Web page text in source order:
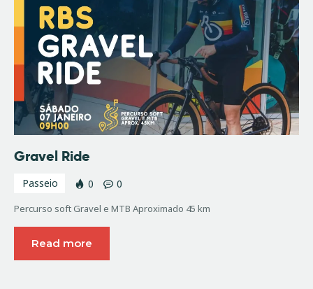
Gravel Ride
Passeio 0 0
Percurso soft Gravel e MTB Aproximado 45 km
Read more